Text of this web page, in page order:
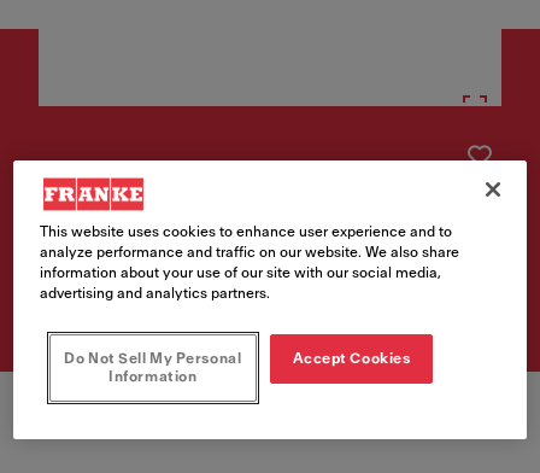
FMY EVOLUTION F160
Ürün Kodu
325.0726.999
This website uses cookies to enhance user experience and to
analyze performance and traffic on our website. We also share
information about your use of our site with our social media,
advertising and analytics partners.
Do Not Sell My Personal
Information
Accept Cookies